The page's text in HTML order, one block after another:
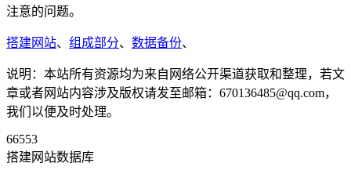
注意的问题。
搭建网站、 组成部分、 数据备份、
说明：本站所有资源均为来自网络公开渠道获取和整理，若文
章或者网站内容涉及版权请发至邮箱：670136485@qq.com，
我们以便及时处理。
66553
搭建网站数据库